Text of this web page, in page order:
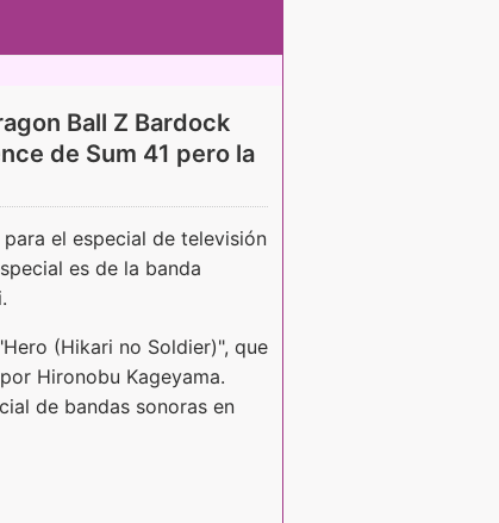
Ball Z Bardock
de Sum 41 pero la
el especial de televisión
es de la banda
(Hikari no Soldier)", que
Hironobu Kageyama.
de bandas sonoras en